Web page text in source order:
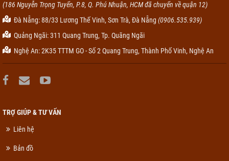
(186 Nguyễn Trọng Tuyển, P.8, Q. Phú Nhuận, HCM đã chuyển về quận 12)
Đà Nẵng: 88/33 Lương Thế Vinh, Sơn Trà, Đà Nẵng (0906.535.939)
Quảng Ngãi: 311 Quang Trung, Tp. Quãng Ngãi
Nghệ An: 2K35 TTTM GO - Số 2 Quang Trung, Thành Phố Vinh, Nghệ An
TRỢ GIÚP & TƯ VẤN
Liên hệ
Bản đồ